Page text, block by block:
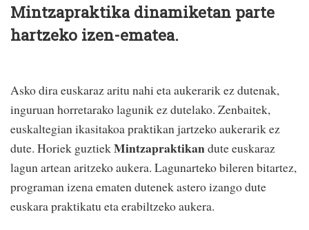
Mintzapraktika dinamiketan parte
hartzeko izen-ematea.
Asko dira euskaraz aritu nahi eta aukerarik ez dutenak,
inguruan horretarako lagunik ez dutelako. Zenbaitek,
euskaltegian ikasitakoa praktikan jartzeko aukerarik ez
dute. Horiek guztiekMintzapraktikandute euskaraz
lagun artean aritzeko aukera. Lagunarteko bileren bitartez,
programan izena ematen dutenek astero izango dute
euskara praktikatu eta erabiltzeko aukera.